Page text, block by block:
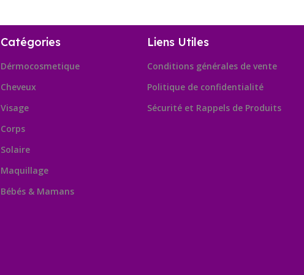
Catégories
Dérmocosmetique
Cheveux
Visage
Corps
Solaire
Maquillage
Bébés & Mamans
Liens Utiles
Conditions générales de vente
Politique de confidentialité
Sécurité et Rappels de Produits